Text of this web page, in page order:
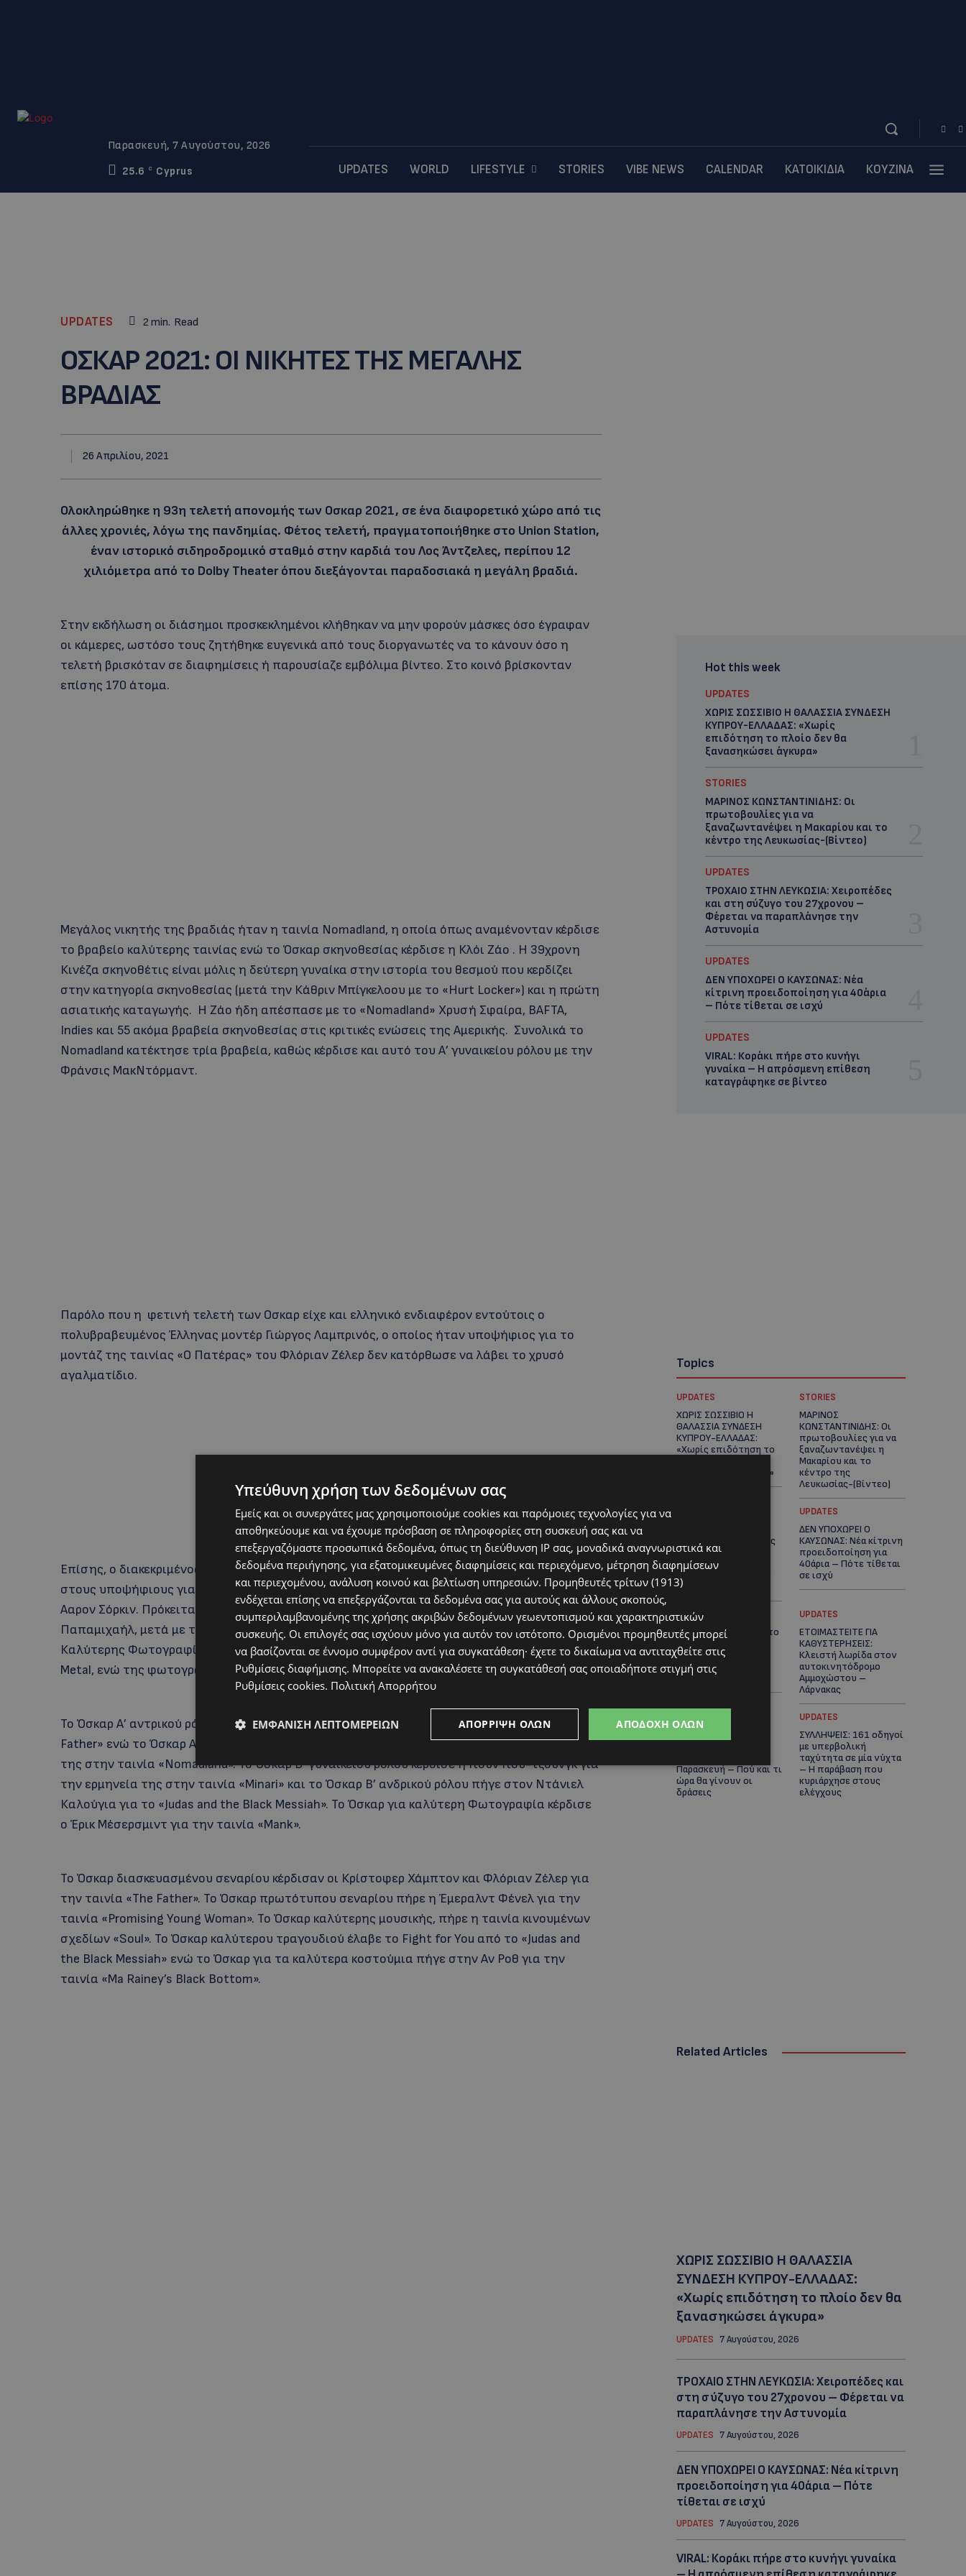
Παρασκευή, 7 Αυγούστου, 2026
25.6
C Cyprus UPDATES WORLD LIFESTYLE STORIES VIBE NEWS CALENDAR ΚΑΤΟΙΚΙΔΙΑ ΚΟΥΖΙΝΑ
UPDATES 2 min. Read
OΣΚΑΡ 2021: OI ΝΙΚΗΤΕΣ ΤΗΣ ΜΕΓΑΛΗΣ
ΒΡΑΔΙΑΣ
26 Απριλίου, 2021
Ολοκληρώθηκε η 93η τελετή απονομής των Οσκαρ 2021, σε ένα διαφορετικό χώρο από τις
άλλες χρονιές, λόγω της πανδημίας. Φέτος τελετή, πραγματοποιήθηκε στο Union Station,
έναν ιστορικό σιδηροδρομικό σταθμό στην καρδιά του Λος Άντζελες, περίπου 12
χιλιόμετρα από το Dolby Theater όπου διεξάγονται παραδοσιακά η μεγάλη βραδιά.
Στην εκδήλωση οι διάσημοι προσκεκλημένοι κλήθηκαν να μην φορούν μάσκες όσο έγραφαν
οι κάμερες, ωστόσο τους ζητήθηκε ευγενικά από τους διοργανωτές να το κάνουν όσο η
τελετή βρισκόταν σε διαφημίσεις ή παρουσίαζε εμβόλιμα βίντεο. Στο κοινό βρίσκονταν
επίσης 170 άτομα.
Μεγάλος νικητής της βραδιάς ήταν η ταινία Nomadland, η οποία όπως αναμένονταν κέρδισε
το βραβείο καλύτερης ταινίας ενώ το Όσκαρ σκηνοθεσίας κέρδισε η Κλόι Ζάο . Η 39χρονη
Κινέζα σκηνοθέτις είναι μόλις η δεύτερη γυναίκα στην ιστορία του θεσμού που κερδίζει
στην κατηγορία σκηνοθεσίας (μετά την Κάθριν Μπίγκελοου με το «Hurt Locker») και η πρώτη
ασιατικής καταγωγής. Η Ζάο ήδη απέσπασε με το «Nomadland» Χρυσή Σφαίρα, BAFTA,
Indies και 55 ακόμα βραβεία σκηνοθεσίας στις κριτικές ενώσεις της Αμερικής. Συνολικά το
Nomadland κατέκτησε τρία βραβεία, καθώς κέρδισε και αυτό του Α’ γυναικείου ρόλου με την
Φράνσις ΜακΝτόρμαντ.
Παρόλο που η φετινή τελετή των Οσκαρ είχε και ελληνικό ενδιαφέρον εντούτοις ο
πολυβραβευμένος Έλληνας μοντέρ Γιώργος Λαμπρινός, ο οποίος ήταν υποψήφιος για το
μοντάζ της ταινίας «Ο Πατέρας» του Φλόριαν Ζέλερ δεν κατόρθωσε να λάβει το χρυσό
αγαλματίδιο.
Επίσης, ο διακεκριμένος διευθυντής φωτογραφίας Φαίδων Παπαμιχαήλ ήταν ανάμεσα
στους υποψήφιους για τη διεύθυνση φωτογραφίας της «Δίκης των 7 του Σικάγου» του
Ααρον Σόρκιν. Πρόκειται για τη δεύτερη υποψηφιότητα στα Όσκαρ για τον Φαίδωνα
Παπαμιχαήλ, μετά με τη «Nebraska» του Αλεξάντερ Πέιν που ήταν υποψήφιος για Οσκαρ
Καλύτερης Φωτογραφίας το 2014. Το Όσκαρ καλύτερου μοντάζ πήγε στην ταινία Sound of
Metal, ενώ της φωτογραφίας στην ταινία Mank.
Το Όσκαρ Α’ αντρικού ρόλου κέρδισε ο Άντονι Χόπκινς για την ερμηνεία του στην ταινία «The
Father» ενώ το Όσκαρ Α’ Γυναικείου ρόλου κέρδισε η Φράνσις ΜακΝτόρμαντ για την ερμηνεία
της στην ταινία «Nomadland». Το Όσκαρ Β’ γυναικείου ρόλου κέρδισε η Γιουν Γιου-τζουνγκ για
την ερμηνεία της στην ταινία «Minari» και το Όσκαρ Β’ ανδρικού ρόλου πήγε στον Ντάνιελ
Καλούγια για το «Judas and the Black Messiah». Το Όσκαρ για καλύτερη Φωτογραφία κέρδισε
ο Έρικ Μέσερσμιντ για την ταινία «Mank».
Το Όσκαρ διασκευασμένου σεναρίου κέρδισαν οι Κρίστοφερ Χάμπτον και Φλόριαν Ζέλερ για
την ταινία «The Father». Το Όσκαρ πρωτότυπου σεναρίου πήρε η Έμεραλντ Φένελ για την
ταινία «Promising Young Woman». Το Όσκαρ καλύτερης μουσικής, πήρε η ταινία κινουμένων
σχεδίων «Soul». Το Όσκαρ καλύτερου τραγουδιού έλαβε το Fight for You από το «Judas and
the Black Messiah» ενώ το Όσκαρ για τα καλύτερα κοστούμια πήγε στην Αν Ροθ για την
ταινία «Ma Rainey’s Black Bottom».
Hot this week
UPDATES
ΧΩΡΙΣ ΣΩΣΣΙΒΙΟ Η ΘΑΛΑΣΣΙΑ ΣΥΝΔΕΣΗ
ΚΥΠΡΟΥ-ΕΛΛΑΔΑΣ: «Χωρίς
επιδότηση το πλοίο δεν θα
ξανασηκώσει άγκυρα»
STORIES
ΜΑΡΙΝΟΣ ΚΩΝΣΤΑΝΤΙΝΙΔΗΣ: Οι
πρωτοβουλίες για να
ξαναζωντανέψει η Μακαρίου και το
κέντρο της Λευκωσίας-(Βίντεο)
UPDATES
ΤΡΟΧΑΙΟ ΣΤΗΝ ΛΕΥΚΩΣΙΑ: Χειροπέδες
και στη σύζυγο του 27χρονου –
Φέρεται να παραπλάνησε την
Αστυνομία
UPDATES
ΔΕΝ ΥΠΟΧΩΡΕΙ Ο ΚΑΥΣΩΝΑΣ: Νέα
κίτρινη προειδοποίηση για 40άρια
– Πότε τίθεται σε ισχύ
UPDATES
VIRAL: Κοράκι πήρε στο κυνήγι
γυναίκα – Η απρόσμενη επίθεση
καταγράφηκε σε βίντεο
Topics
UPDATES
ΧΩΡΙΣ ΣΩΣΣΙΒΙΟ Η
ΘΑΛΑΣΣΙΑ ΣΥΝΔΕΣΗ
ΚΥΠΡΟΥ-ΕΛΛΑΔΑΣ:
«Χωρίς επιδότηση το
ξανασηκώσει άγκυρα»
STORIES
ΜΑΡΙΝΟΣ
ΚΩΝΣΤΑΝΤΙΝΙΔΗΣ: Οι
πρωτοβουλίες για να
ξαναζωντανέψει η
Μακαρίου και το
κέντρο της
Λευκωσίας-(Βίντεο)
ΛΕΥΚΩΣΙΑ: Χειροπέδες
και στη σύζυγο του
27χρονου – Φέρεται
να παραπλάνησε την
Αστυνομία
UPDATES
ΔΕΝ ΥΠΟΧΩΡΕΙ Ο
ΚΑΥΣΩΝΑΣ: Νέα κίτρινη
προειδοποίηση για
40άρια – Πότε τίθεται
σε ισχύ
UPDATES
VIRAL: Κοράκι πήρε στο
κυνήγι γυναίκα – Η
απρόσμενη επίθεση
καταγράφηκε σε
βίντεο
UPDATES
ΕΤΟΙΜΑΣΤΕΙΤΕ ΓΙΑ
ΚΑΘΥΣΤΕΡΗΣΕΙΣ:
Κλειστή λωρίδα στον
αυτοκινητόδρομο
Αμμοχώστου –
Λάρνακας
Παρασκευή – Πού και τι
ώρα θα γίνουν οι
δράσεις
UPDATES
ΣΥΛΛΗΨΕΙΣ: 161 οδηγοί
με υπερβολική
ταχύτητα σε μία νύχτα
– Η παράβαση που
κυριάρχησε στους
ελέγχους
Related Articles
ΧΩΡΙΣ ΣΩΣΣΙΒΙΟ Η ΘΑΛΑΣΣΙΑ
ΣΥΝΔΕΣΗ ΚΥΠΡΟΥ-ΕΛΛΑΔΑΣ:
«Χωρίς επιδότηση το πλοίο δεν θα
ξανασηκώσει άγκυρα»
UPDATES 7 Αυγούστου, 2026
ΤΡΟΧΑΙΟ ΣΤΗΝ ΛΕΥΚΩΣΙΑ: Χειροπέδες και
στη σύζυγο του 27χρονου – Φέρεται να
παραπλάνησε την Αστυνομία
UPDATES 7 Αυγούστου, 2026
ΔΕΝ ΥΠΟΧΩΡΕΙ Ο ΚΑΥΣΩΝΑΣ: Νέα κίτρινη
προειδοποίηση για 40άρια – Πότε
τίθεται σε ισχύ
UPDATES 7 Αυγούστου, 2026
VIRAL: Κοράκι πήρε στο κυνήγι γυναίκα
Υπεύθυνη χρήση των δεδομένων σας
Εμείς και οι συνεργάτες μας χρησιμοποιούμε cookies και παρόμοιες τεχνολογίες για να
αποθηκεύουμε και να έχουμε πρόσβαση σε πληροφορίες στη συσκευή σας και να
επεξεργαζόμαστε προσωπικά δεδομένα, όπως τη διεύθυνση IP σας, μοναδικά αναγνωριστικά και
δεδομένα περιήγησης, για εξατομικευμένες διαφημίσεις και περιεχόμενο, μέτρηση διαφημίσεων
και περιεχομένου, ανάλυση κοινού και βελτίωση υπηρεσιών. Προμηθευτές τρίτων (1913)
ενδέχεται επίσης να επεξεργάζονται τα δεδομένα σας για αυτούς και άλλους σκοπούς,
συμπεριλαμβανομένης της χρήσης ακριβών δεδομένων γεωεντοπισμού και χαρακτηριστικών
συσκευής. Οι επιλογές σας ισχύουν μόνο για αυτόν τον ιστότοπο. Ορισμένοι προμηθευτές μπορεί
να βασίζονται σε έννομο συμφέρον αντί για συγκατάθεση· έχετε το δικαίωμα να αντιταχθείτε στις
Ρυθμίσεις διαφήμισης. Μπορείτε να ανακαλέσετε τη συγκατάθεσή σας οποιαδήποτε στιγμή στις
Ρυθμίσεις cookies. Πολιτική Απορρήτου
ΑΠΟΔΟΧΉ ΌΛΩΝ
ΑΠΌΡΡΙΨΗ ΌΛΩΝ
ΕΜΦΆΝΙΣΗ ΛΕΠΤΟΜΕΡΕΙΏΝ